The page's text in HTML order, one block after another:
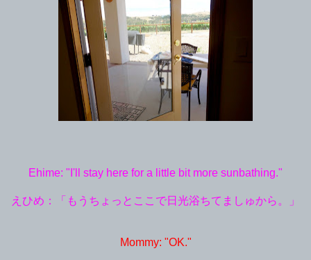
Ehime: "I'll stay here for a little bit more sunbathing."
えひめ：「もうちょっとここで日光浴ちてましゅから。」
Mommy: "OK."